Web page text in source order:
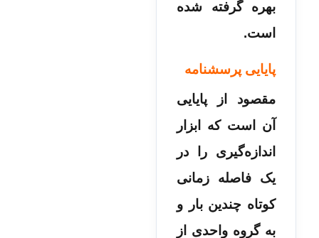
بهره گرفته شده
است.
پایایی پرسشنامه
مقصود از پایایی
آن است که ابزار
اندازه‌گیری را در
یک فاصله زمانی
کوتاه چندین بار و
به گروه واحدی از